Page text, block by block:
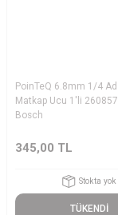
PoinTeQ 6.8mm 1/4
Matkap Ucu 1'li
Bosch
345,00 TL
Stokta yok
TÜKENDİ